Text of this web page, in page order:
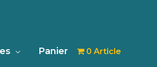
Panier 0 Article